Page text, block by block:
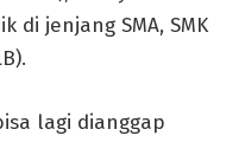
di jenjang SMA, SMK
lagi dianggap